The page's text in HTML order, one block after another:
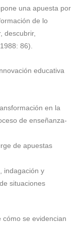
una apuesta por
de lo
descubrir,
86).
educativa
en la
de enseñanza-
de apuestas
indagación y
situaciones
cómo se evidencian